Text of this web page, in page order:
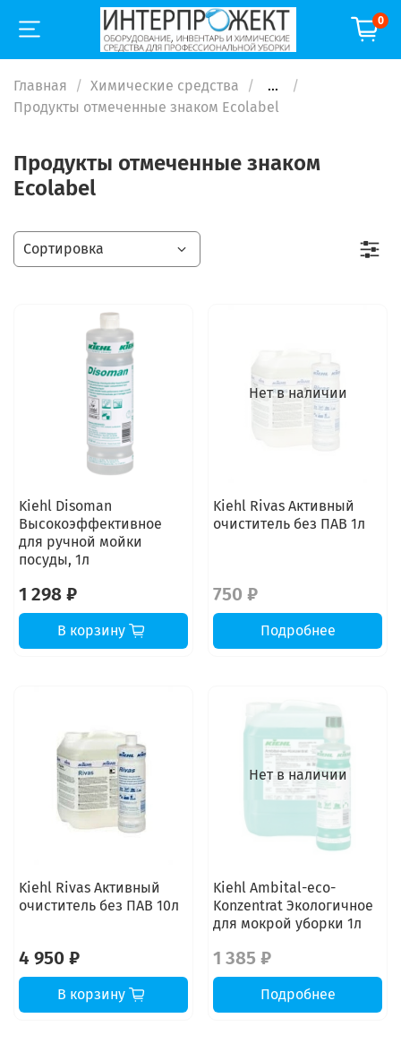
0
Главная Химические средства
...
Продукты отмеченные знаком Ecolabel
Продукты отмеченные знаком
Ecolabel
Kiehl Disoman
Высокоэффективное
для ручной мойки
посуды, 1л
1 298 ₽
В корзину
Нет в наличии
Kiehl Rivas Активный
очиститель без ПАВ 1л
750 ₽
Подробнее
Kiehl Rivas Активный
очиститель без ПАВ 10л
4 950 ₽
В корзину
Нет в наличии
Kiehl Ambital-eco-
Konzentrat Экологичное
для мокрой уборки 1л
1 385 ₽
Подробнее